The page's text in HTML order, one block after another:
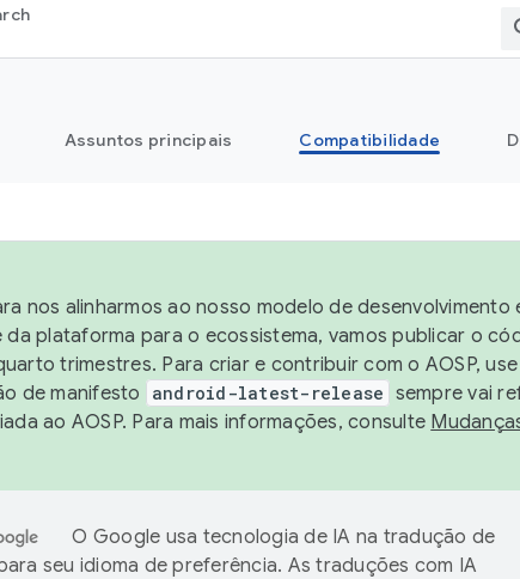
Assuntos principais Compatibilidade
nos alinharmos ao nosso modelo de desenvolvimento
da plataforma para o ecossistema, vamos publicar o
trimestres. Para criar e contribuir com o AOSP, use
de manifesto
android-latest-release sempre vai
ao AOSP. Para mais informações, consulte
O Google usa tecnologia de IA na tradução de
seu idioma de preferência. As traduções com IA